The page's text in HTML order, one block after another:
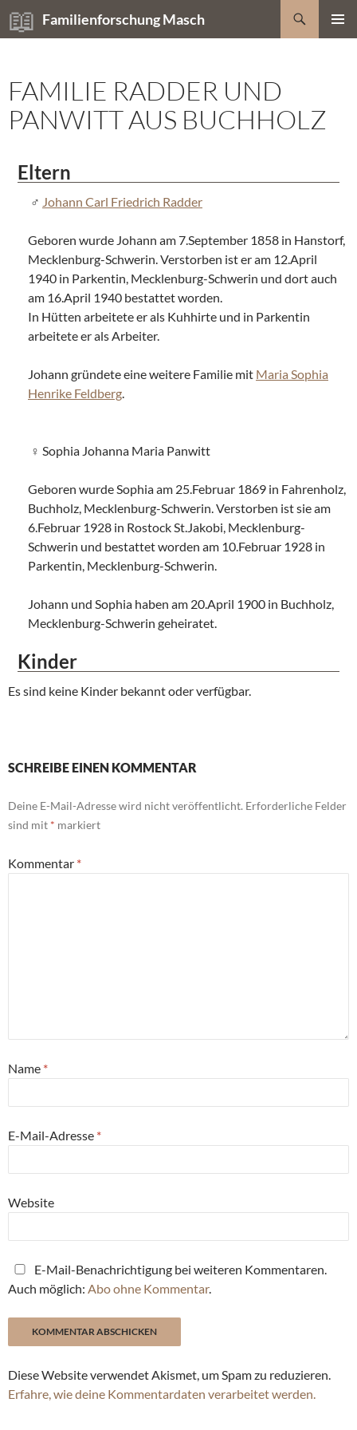
Zum
Inhalt
Familienforschung Masch
Suchen
FAMILIE RADDER UND
PANWITT AUS BUCHHOLZ
Eltern
Johann Carl Friedrich Radder
Geboren wurde Johann am 7.September 1858 in Hanstorf,
Mecklenburg-Schwerin. Verstorben ist er am 12.April
1940 in Parkentin, Mecklenburg-Schwerin und dort auch
am 16.April 1940 bestattet worden.
In Hütten arbeitete er als Kuhhirte und in Parkentin
arbeitete er als Arbeiter.
Johann gründete eine weitere Familie mit Maria Sophia
Henrike Feldberg.
Sophia Johanna Maria Panwitt
Geboren wurde Sophia am 25.Februar 1869 in Fahrenholz,
Buchholz, Mecklenburg-Schwerin. Verstorben ist sie am
6.Februar 1928 in Rostock St.Jakobi, Mecklenburg-
Schwerin und bestattet worden am 10.Februar 1928 in
Parkentin, Mecklenburg-Schwerin.
Johann und Sophia haben am 20.April 1900 in Buchholz,
Mecklenburg-Schwerin geheiratet.
Kinder
Es sind keine Kinder bekannt oder verfügbar.
SCHREIBE EINEN KOMMENTAR
Deine E-Mail-Adresse wird nicht veröffentlicht. Erforderliche Felder
sind mit * markiert
Kommentar *
Name *
E-Mail-Adresse *
Website
E-Mail-Benachrichtigung bei weiteren Kommentaren.
Auch möglich: Abo ohne Kommentar.
Diese Website verwendet Akismet, um Spam zu reduzieren.
Erfahre, wie deine Kommentardaten verarbeitet werden.